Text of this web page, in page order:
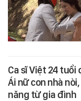
Ca sĩ Việt 24 tuổi
Ái nữ con nhà
năng từ gia đình